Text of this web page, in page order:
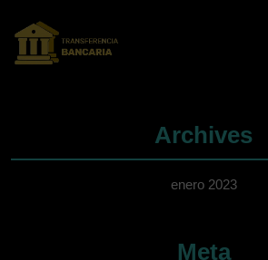
Archives
enero 2023
Meta